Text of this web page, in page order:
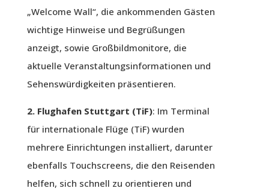
„Welcome Wall“, die ankommenden Gästen
wichtige Hinweise und Begrüßungen
anzeigt, sowie Großbildmonitore, die
aktuelle Veranstaltungsinformationen und
Sehenswürdigkeiten präsentieren.
2. Flughafen Stuttgart (TiF): Im Terminal
für internationale Flüge (TiF) wurden
mehrere Einrichtungen installiert, darunter
ebenfalls Touchscreens, die den Reisenden
helfen, sich schnell zu orientieren und